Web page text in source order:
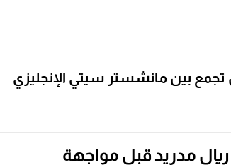
تجمع بين مانشستر سيتي الإنجليزي
ريال مدريد قبل مواجهة